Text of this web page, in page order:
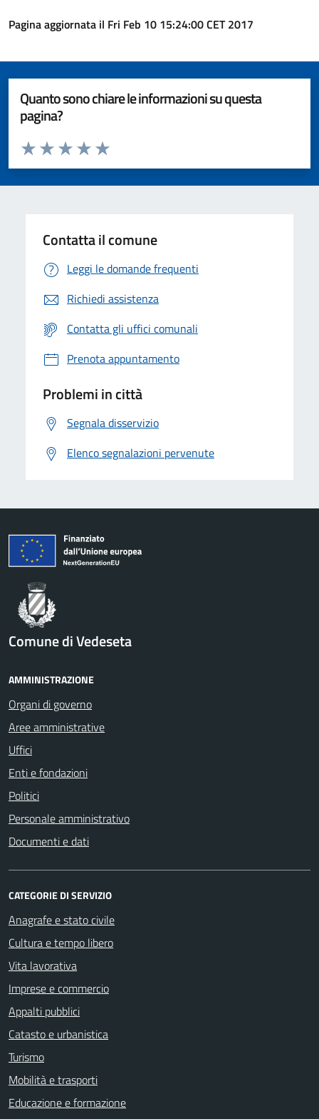
Pagina aggiornata il Fri Feb 10 15:24:00 CET 2017
Quanto sono chiare le informazioni su questa
pagina?
Valuta da 1 a 5 stelle la pagina
Valuta 5 stelle su 5
Valuta 4 stelle su 5
Valuta 3 stelle su 5
Valuta 2 stelle su 5
Valuta 1 stelle su 5
Contatta il comune
Leggi le domande frequenti
Richiedi assistenza
Contatta gli uffici comunali
Prenota appuntamento
Problemi in città
Segnala disservizio
Elenco segnalazioni pervenute
Comune di Vedeseta
AMMINISTRAZIONE
Organi di governo
Aree amministrative
Uffici
Enti e fondazioni
Politici
Personale amministrativo
Documenti e dati
CATEGORIE DI SERVIZIO
Anagrafe e stato civile
Cultura e tempo libero
Vita lavorativa
Imprese e commercio
Appalti pubblici
Catasto e urbanistica
Turismo
Mobilità e trasporti
Educazione e formazione